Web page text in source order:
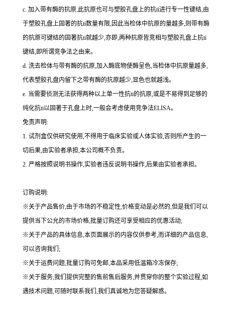
c. 加入带有酶的抗原,此抗原也可与塑胶孔盘上的抗ti进行专一性键结,由
于塑胶孔盘上固著的抗ti数量有限,因此当检体中抗原的量越多,则带有酶
的抗原可键结的固著抗ti就越少,亦即,两种抗原皆竞相与塑胶孔盘上抗ti
键结,即所谓竞争法之由来。
d. 洗去检体与带有酶的抗原,加入酶底物使酶呈色,当检体中抗原量越多,
代表塑胶孔盘内留下之带有酶的抗原越少,显色也就越浅。
e. 当需要侦测无法获得两种以上单一性抗ti的抗原,或是不易得到足够的
纯化抗ti以固著于孔盘上时,一般会考虑使用竞争法ELISA。
免责声明:
1. 试剂盒仅供研究使用,不得用于临床实验或人体实验,否则所产生的一
切后果,由实验者承担,本公司概不负责。
2. 严格按照说明书操作,实验者违反说明书操作,后果由实验者承担。
订购说明:
※关于产品售价,由于市场的不稳定性,价格变动是必然的,但是我们可以
提供当下公允的市场价格,批量订购还可享受相应的优惠活动;
※关于产品的具体信息,本页面展示的内容仅供参考,而详细的产品信息,
可以咨询我们;
※关于运费问题,批量订购可免邮,本品采用低温箱冷冻保存;
※关于服务,我们提供完整的售前售后服务,并贯穿你的整个实验过程,如
遇技术问题,可随时联系我们,我们真诚地为您答疑解惑。